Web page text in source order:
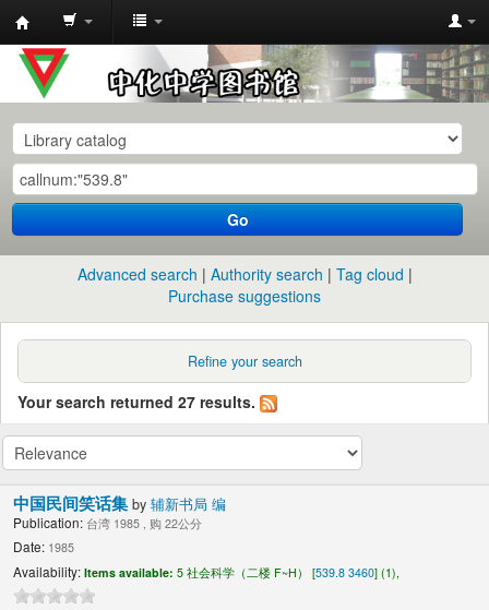
中
化
中
学
图
书
馆
目
Go
Advanced search Authority search
Tag cloud
Purchase suggestions
Refine your search
Your search returned 27 results.
中国民间笑话集by辅新书局 编
Publication: 台湾 1985 , 购 22公分
Date: 1985
Availability: Items available: 5 社会科学（二楼 F~H） [539.8 3460] (1),